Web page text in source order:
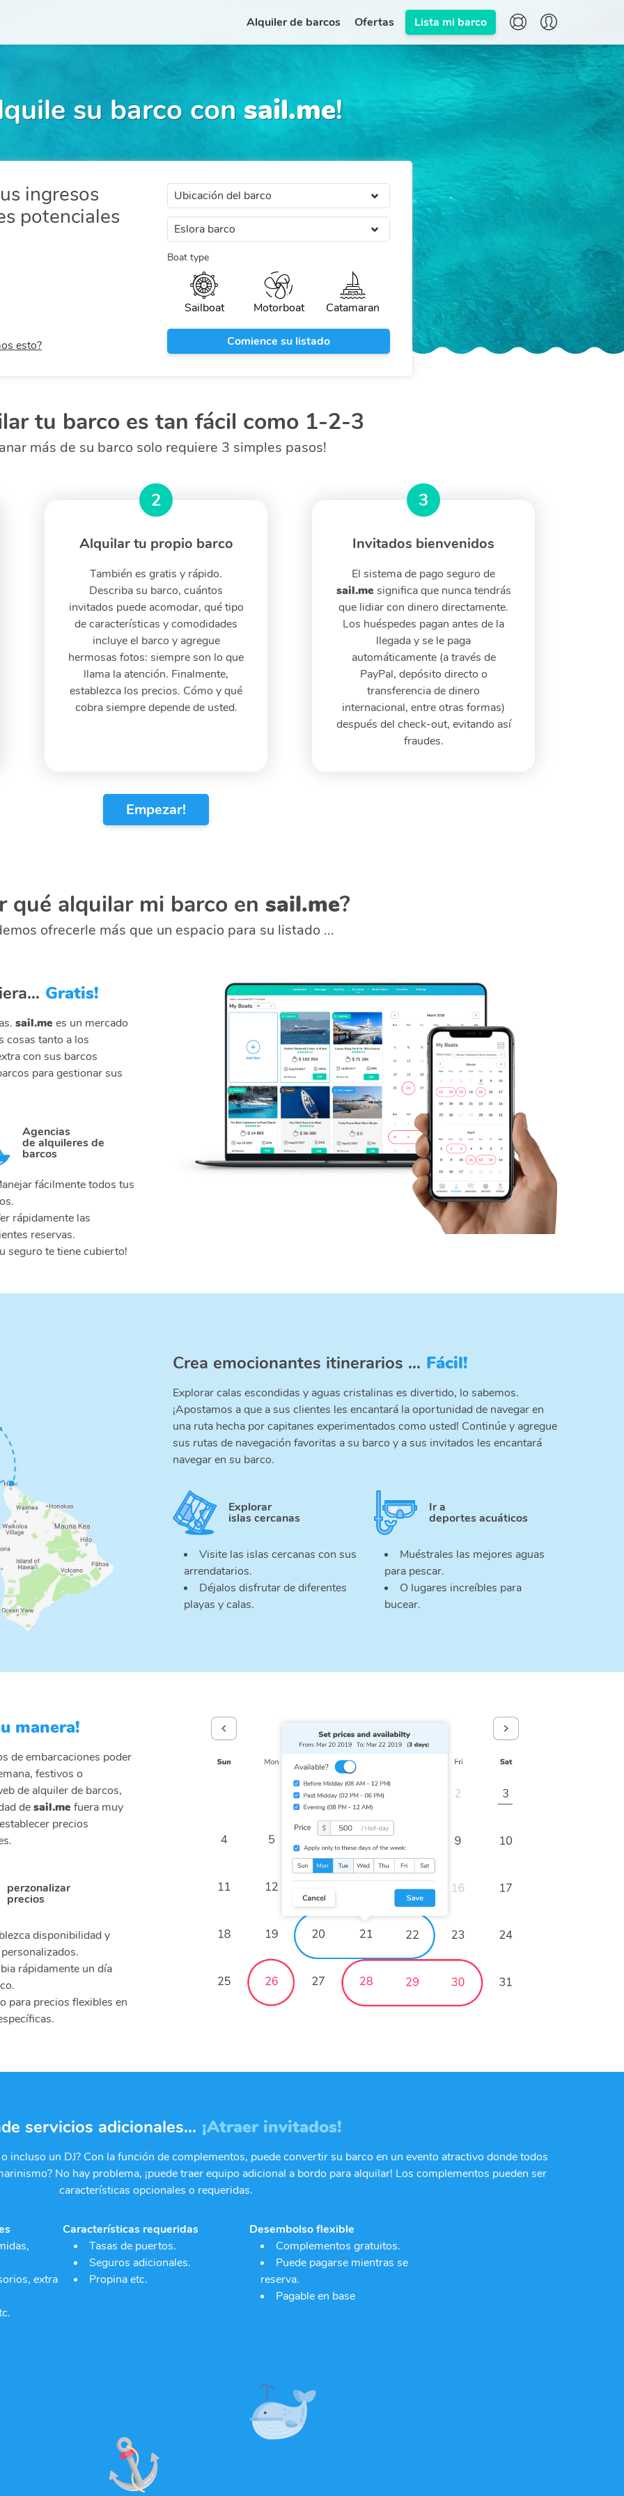
Alquiler de barcos Ofertas Lista mi barco
su barco con sail.me!
ingresos
potenciales
esto?
Boat type
Sailboat Motorboat Catamaran
Comience su listado
tu barco es tan fácil como 1-2-3
más de su barco solo requiere 3 simples pasos!
sail.me
Empezar!
qué alquilar mi barco en sail.me?
ofrecerle más que un espacio para su listado ...
Gratis!
sail.me es un mercado
cosas tanto a los
con sus barcos
para gestionar sus
Agencias
de alquileres de
barcos
fácilmente todos tus
rápidamente las
reservas.
seguro te tiene cubierto!
Crea emocionantes itinerarios ... Fácil!
Explorar calas escondidas y aguas cristalinas es divertido, lo sabemos.
¡Apostamos a que a sus clientes les encantará la oportunidad de navegar en
una ruta hecha por capitanes experimentados como usted! Continúe y agregue
sus rutas de navegación favoritas a su barco y a sus invitados les encantará
navegar en su barco.
Explorar
islas cercanas
Visite las islas cercanas con sus
arrendatarios.
Déjalos disfrutar de diferentes
playas y calas.
Ir a
deportes acuáticos
Muéstrales las mejores aguas
para pescar.
O lugares increíbles para
bucear.
manera!
de embarcaciones poder
festivos o
de alquiler de barcos,
desail.me fuera muy
precios
perzonalizar
precios
disponibilidad y
rápidamente un día
para precios flexibles en
servicios adicionales... ¡Atraer invitados!
incluso un DJ? Con la función de complementos, puede convertir su barco en un evento atractivo donde todos
No hay problema, ¡puede traer equipo adicional a bordo para alquilar! Los complementos pueden ser
características opcionales o requeridas.
extra
Características requeridas
Tasas de puertos.
Seguros adicionales.
Propina etc.
Desembolso flexible
Complementos gratuitos.
Puede pagarse mientras se
reserva.
Pagable en base